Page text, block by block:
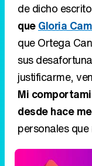
de dicho
queGloria
que Ortega
sus
justificarme,
Mi
desde hace
personales